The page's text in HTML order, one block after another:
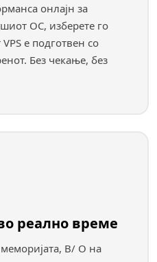
онлајн за
ОС, изберете го
е подготвен со
Без чекање, без
реално време
меморијата, В/ О на